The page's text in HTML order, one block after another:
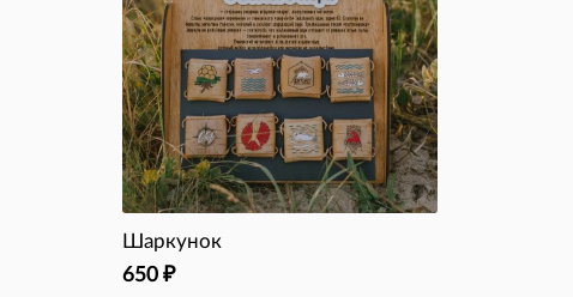
Шаркунок
650 ₽